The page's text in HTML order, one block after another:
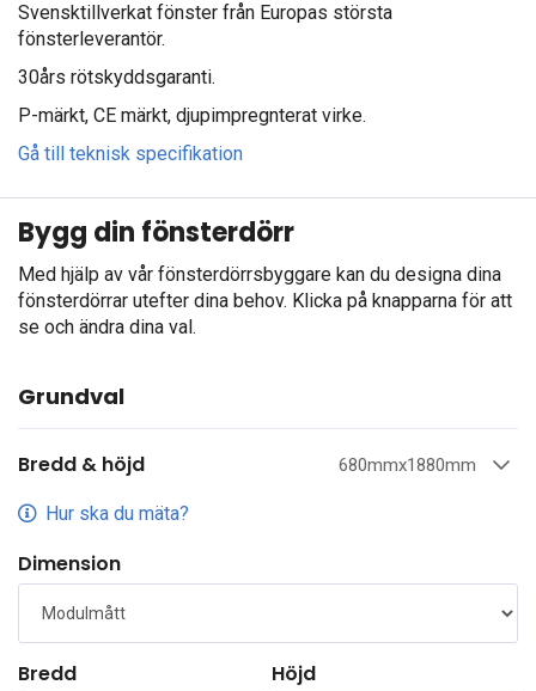
Svensktillverkat fönster från Europas största
fönsterleverantör.
30års rötskyddsgaranti.
P-märkt, CE märkt, djupimpregnterat virke.
Gå till teknisk specifikation
Bygg din fönsterdörr
Med hjälp av vår fönsterdörrsbyggare kan du designa dina
fönsterdörrar utefter dina behov. Klicka på knapparna för att
se och ändra dina val.
Grundval
Bredd & höjd 680mmx1880mm
Hur ska du mäta?
Dimension
Bredd Höjd